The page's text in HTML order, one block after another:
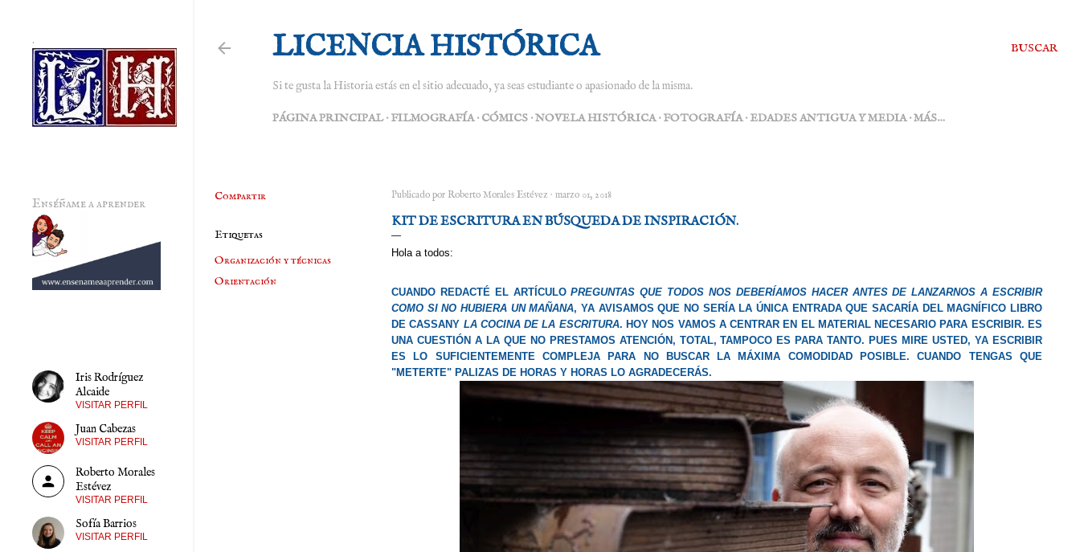
BUSCAR
LICENCIA HISTÓRICA
Si te gusta la Historia estás en el sitio adecuado, ya seas estudiante o apasionado de la misma.
PÁGINA PRINCIPAL FILMOGRAFÍA CÓMICS NOVELA HISTÓRICA FOTOGRAFÍA EDADES ANTIGUA Y MEDIA MÁS…
Compartir
Etiquetas
Organización y técnicas
Orientación
Publicado por Roberto Morales Estévez marzo 01, 2018
KIT DE ESCRITURA EN BÚSQUEDA DE INSPIRACIÓN.
Hola a todos:
CUANDO REDACTÉ EL ARTÍCULOPREGUNTAS QUE TODOS NOS DEBERÍAMOS HACER ANTES DE LANZARNOS A ESCRIBIR
COMO SI NO HUBIERA UN MAÑANA, YA AVISAMOS QUE NO SERÍA LA ÚNICA ENTRADA QUE SACARÍA DEL MAGNÍFICO LIBRO
DE CASSANY LA COCINA DE LA ESCRITURA. HOY NOS VAMOS A CENTRAR EN EL MATERIAL NECESARIO PARA ESCRIBIR. ES
UNA CUESTIÓN A LA QUE NO PRESTAMOS ATENCIÓN, TOTAL, TAMPOCO ES PARA TANTO. PUES MIRE USTED,YA ESCRIBIR
ES LO SUFICIENTEMENTE COMPLEJA PARA NO BUSCAR LA MÁXIMA COMODIDAD POSIBLE. CUANDO TENGAS QUE
"METERTE" PALIZAS DE HORAS Y HORAS LO AGRADECERÁS.
.
Enséñame a aprender
Iris Rodríguez
Alcaide
VISITAR PERFIL
Juan Cabezas
VISITAR PERFIL
Roberto Morales
Estévez
VISITAR PERFIL
Sofía Barrios
VISITAR PERFIL